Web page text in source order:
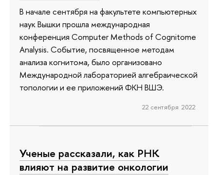
В начале сентября на факультете компьютерных
наук Вышки прошла международная
конференция Computer Methods of Cognitome
Analysis. Событие, посвященное методам
анализа когнитома, было организовано
Международной лабораторией алгебраической
топологии и ее приложений ФКН ВШЭ.
22 сентября 2022
Ученые рассказали, как РНК
влияют на развитие онкологии